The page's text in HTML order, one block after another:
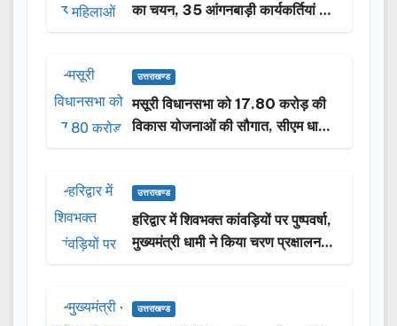
का चयन, 35 आंगनबाड़ी कार्यकर्तियां भी
होंगी सम्मानित…
उत्तराखण्ड
मसूरी विधानसभा को 17.80 करोड़ की
विकास योजनाओं की सौगात, सीएम धामी
ने किया लोकार्पण-शिलान्यास.
उत्तराखण्ड
हरिद्वार में शिवभक्त कांवड़ियों पर पुष्पवर्षा,
मुख्यमंत्री धामी ने किया चरण प्रक्षालन…
उत्तराखण्ड